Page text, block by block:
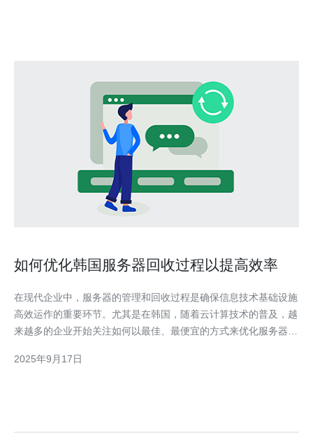
如何优化韩国服务器回收过程以提高效率
在现代企业中，服务器的管理和回收过程是确保信息技术基础设施
高效运作的重要环节。尤其是在韩国，随着云计算技术的普及，越
来越多的企业开始关注如何以最佳、最便宜的方式来优化服务器回
来提升这一过程的整体效率，确保企业的资源得到最大化利用。
2025年9月17日